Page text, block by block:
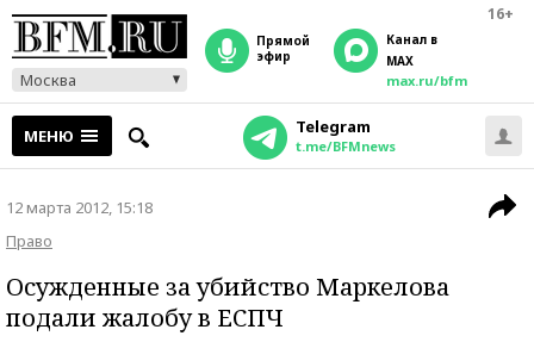
16+
Москва
прямой
эфир
Канал в
MAX
max.ru/bfm
МЕНЮ Telegram
t.me/BFMnews
12 марта 2012, 15:18
Право
Осужденные за убийство Маркелова
подали жалобу в ЕСПЧ